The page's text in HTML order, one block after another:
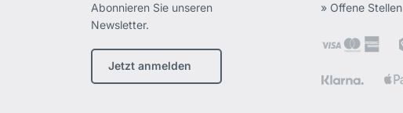
Abonnieren Sie unseren
Newsletter.
Jetzt anmelden
» Offene Stellen